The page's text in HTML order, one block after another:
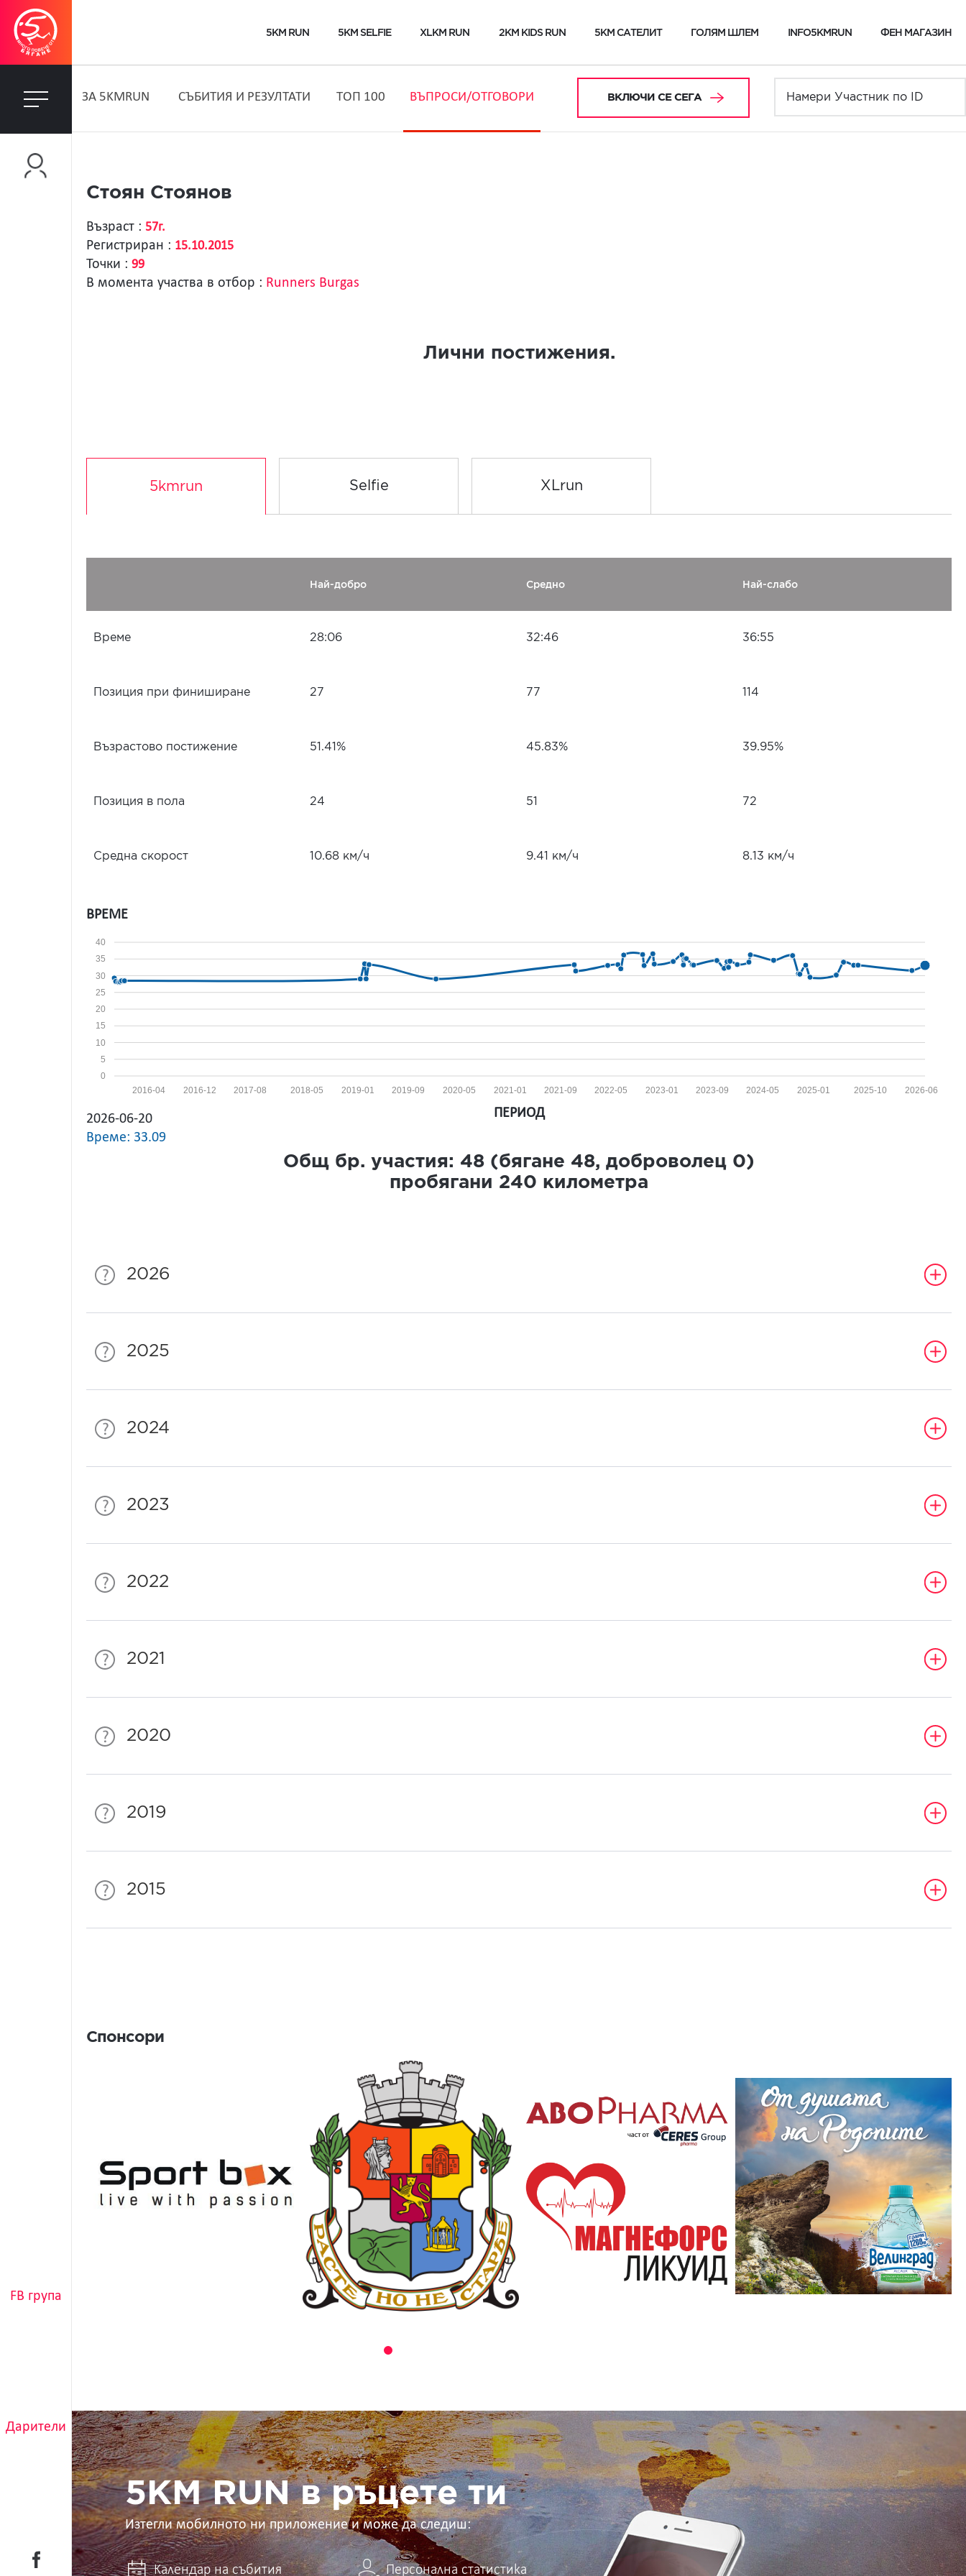
5KM RUN 5KM SELFIE XLKM RUN 2KM KIDS RUN 5KM САТЕЛИТ ГОЛЯМ ШЛЕМ INFO5KMRUN ФЕН МАГАЗИН
FB група
Дарители
ЗA 5KMRUN СЪБИТИЯ И РЕЗУЛТАТИ ТОП 100 ВЪПРОСИ/ОТГОВОРИ ВКЛЮЧИ СЕ СЕГА
Стоян Стоянов
Възраст : 57г.
Регистриран : 15.10.2015
Точки : 99
В момента участва в отбор : Runners Burgas
Лични постижения.
5kmrun Selfie XLrun
Най-добро Средно Най-слабо
Време 28:06 32:46 36:55
Позиция при финиширане 27 77 114
Възрастово постижение 51.41% 45.83% 39.95%
Позиция в пола 24 51 72
Средна скорост 10.68 км/ч 9.41 км/ч 8.13 км/ч
ВРЕМЕ
0
5
10
15
20
25
30
35
40
2026-06
2025-10
2025-01
2024-05
2023-09
2023-01
2022-05
2021-09
2021-01
2020-05
2019-09
2019-01
2018-05
2017-08
2016-12
2016-04
2026-06-20
Време: 33.09
ПЕРИОД
Общ бр. участия: 48 (бягане 48, доброволец 0)
пробягани 240 километра
2026
2025
2024
2023
2022
2021
2020
2019
2015
Спонсори
5KM
RUN
в
ръцете
ти
5KM RUN в ръцете ти
Изтегли мобилното ни приложение и може да следиш:
Календар на събития Персонална статистика